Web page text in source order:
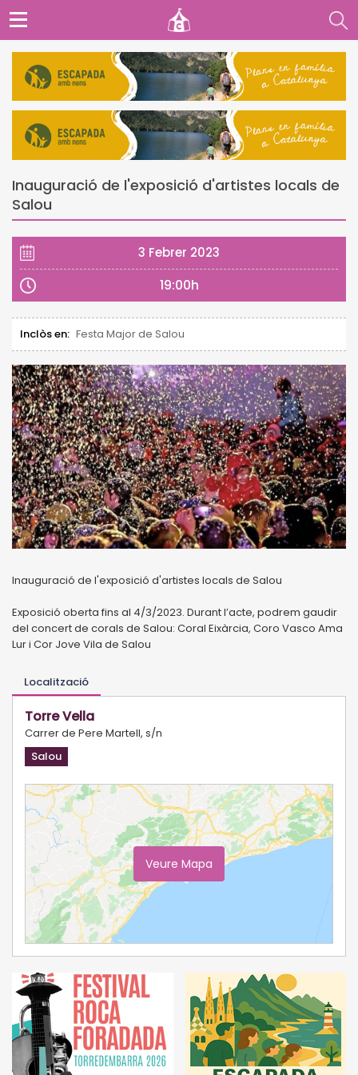
Inauguració de l'exposició d'artistes locals de
Salou
3 Febrer 2023
19:00h
Inclòs en: Festa Major de Salou
Inauguració de l'exposició d'artistes locals de Salou
Exposició oberta fins al 4/3/2023. Durant l’acte, podrem gaudir
del concert de corals de Salou: Coral Eixàrcia, Coro Vasco Ama
Lur i Cor Jove Vila de Salou
Localització
Torre Vella
Carrer de Pere Martell, s/n
Salou
Veure Mapa